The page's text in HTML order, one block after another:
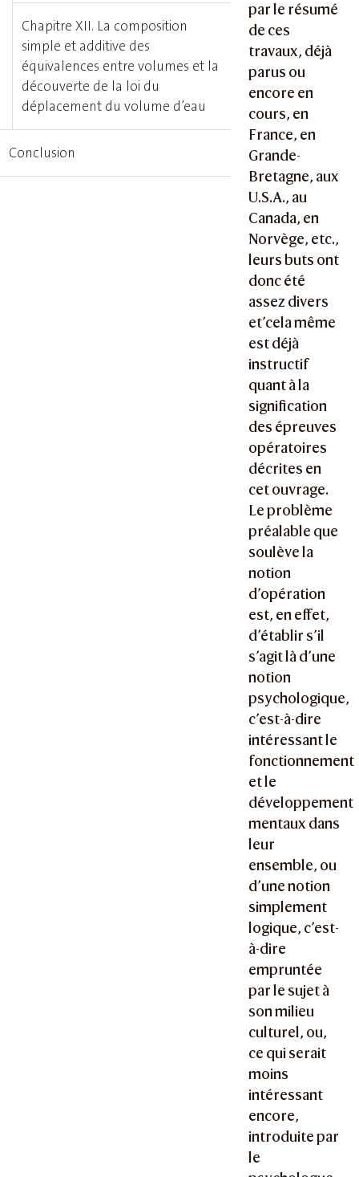
par le résumé
de ces
travaux, déjà
parus ou
encore en
cours, en
France, en
Grande-
Bretagne, aux
U.S.A., au
Canada, en
Norvège, etc.,
leurs buts ont
donc été
assez divers
et’cela même
est déjà
instructif
quant à la
signification
des épreuves
opératoires
décrites en
cet ouvrage.
Le problème
préalable que
soulève la
notion
d’opération
est, en effet,
d’établir s’il
s’agit là d’une
notion
psychologique,
c’est-à-dire
intéressant le
fonctionnement
et le
développement
mentaux dans
leur
ensemble, ou
d’une notion
simplement
logique, c’est-
à-dire
empruntée
par le sujet à
son milieu
culturel, ou,
ce qui serait
moins
intéressant
encore,
introduite par
le
Chapitre XII. La composition
simple et additive des
équivalences entre volumes et la
découverte de la loi du
déplacement du volume d’eau
Conclusion